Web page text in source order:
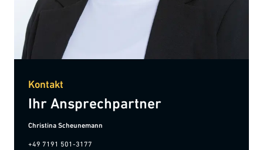
Kontakt
Ihr Ansprechpartner
Christina Scheunemann
+49 7191 501-3177